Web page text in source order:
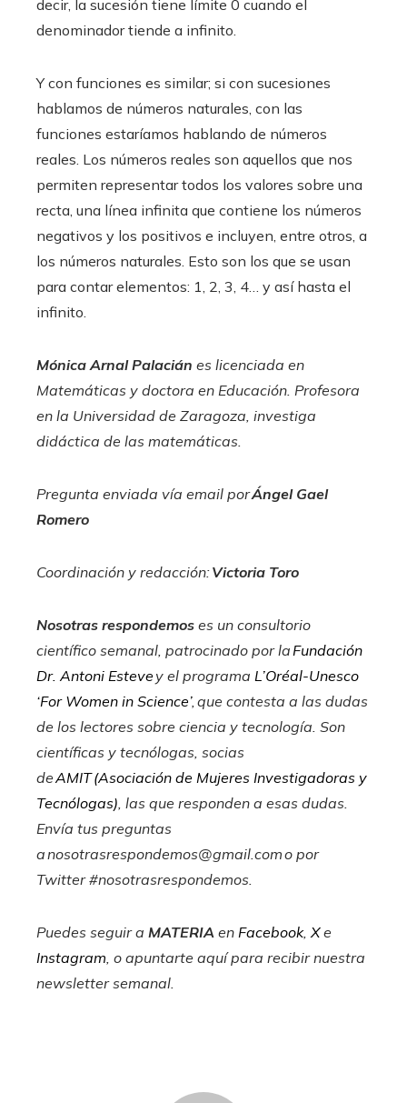
decir, la sucesión tiene límite 0 cuando el
denominador tiende a infinito.
Y con funciones es similar; si con sucesiones
hablamos de números naturales, con las
funciones estaríamos hablando de números
reales. Los números reales son aquellos que nos
permiten representar todos los valores sobre una
recta, una línea infinita que contiene los números
negativos y los positivos e incluyen, entre otros, a
los números naturales. Esto son los que se usan
para contar elementos: 1, 2, 3, 4… y así hasta el
infinito.
Mónica Arnal Palacián es licenciada en
Matemáticas y doctora en Educación. Profesora
en la Universidad de Zaragoza, investiga
didáctica de las matemáticas.
Pregunta enviada vía email porÁngel Gael
Romero
Coordinación y redacción:Victoria Toro
Nosotras respondemos es un consultorio
científico semanal, patrocinado por la Fundación
Dr. Antoni Esteve y el programa L’Oréal-Unesco
‘For Women in Science’, que contesta a las dudas
de los lectores sobre ciencia y tecnología. Son
científicas y tecnólogas, socias
deAMIT (Asociación de Mujeres Investigadoras y
Tecnólogas) , las que responden a esas dudas.
Envía tus preguntas
anosotrasrespondemos@gmail.como por
Twitter #nosotrasrespondemos.
Puedes seguir a MATERIA en Facebook, Xe
Instagram , o apuntarte aquí para recibirnuestra
newsletter semanal